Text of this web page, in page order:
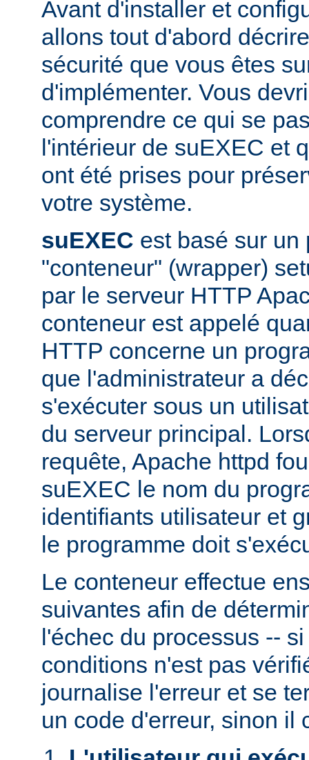
Avant d'installer et
allons tout d'abord
sécurité que vous êtes
d'implémenter. Vous
comprendre ce qui se
l'intérieur de suEXEC et
ont été prises pour
votre système.
suEXEC est basé sur un
"conteneur" (wrapper)
par le serveur HTTP
conteneur est appelé
HTTP concerne un
que l'administrateur a
s'exécuter sous un
du serveur principal.
requête, Apache httpd
suEXEC le nom du
identifiants utilisateur et
le programme doit
Le conteneur effectue
suivantes afin de
l'échec du processus --
conditions n'est pas
journalise l'erreur et se
un code d'erreur, sinon il